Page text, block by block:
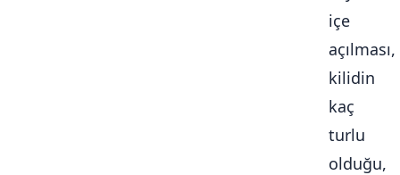
içe
açılması,
kilidin
kaç
turlu
olduğu,